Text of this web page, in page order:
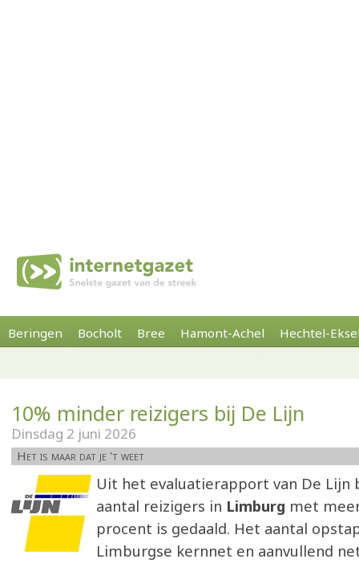
Beringen Bocholt Bree Hamont-Achel Hechtel-
10% minder reizigers bij De Lijn
Dinsdag 2 juni 2026
Het is maar dat je 't weet
Uit het evaluatierapport van De Lijn
aantal reizigers in Limburg met
procent is gedaald. Het aantal
Limburgse kernnet en aanvullend